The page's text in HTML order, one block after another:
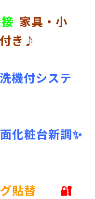
家具・小
き♪
機付システ
化粧台新調✨
貼替
🔐